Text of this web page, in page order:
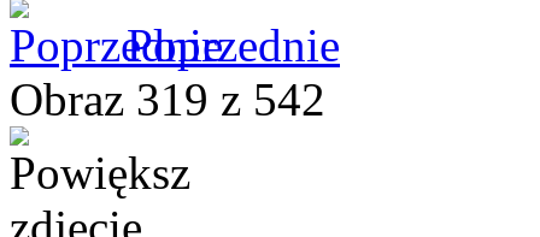
Poprzednie
Obraz 319 z 542